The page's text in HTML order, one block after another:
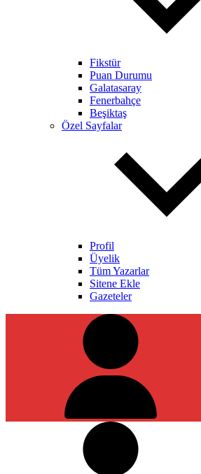
Fikstür
Puan Durumu
Galatasaray
Fenerbahçe
Beşiktaş
Özel Sayfalar
Profil
Üyelik
Tüm Yazarlar
Sitene Ekle
Gazeteler